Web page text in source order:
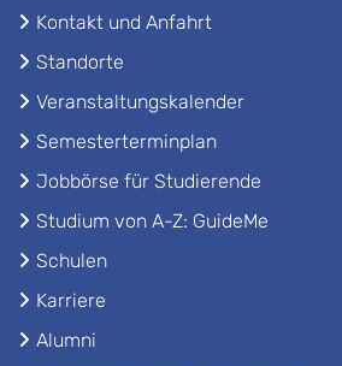
Kontakt und Anfahrt
Standorte
Veranstaltungskalender
Semesterterminplan
Jobbörse für Studierende
Studium von A-Z: GuideMe
Schulen
Karriere
Alumni